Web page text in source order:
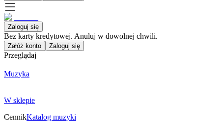
Zaloguj się
Bez karty kredytowej. Anuluj w dowolnej chwili.
Załóż konto Zaloguj się
Przeglądaj
Muzyka
W sklepie
CennikKatalog muzyki